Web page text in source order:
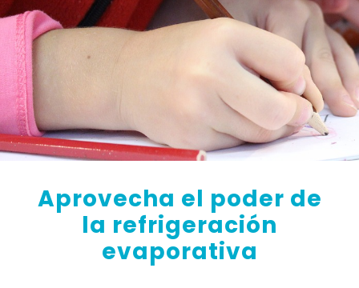
Aprovecha el poder de
la refrigeración
evaporativa